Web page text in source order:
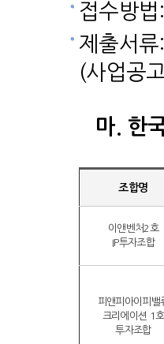
접수방
제출서류
(사업공
마. 한국
조합명
이앤벤처2호
IP투자조합
피앤피아이피밸
크리에이션 1호
투자조합